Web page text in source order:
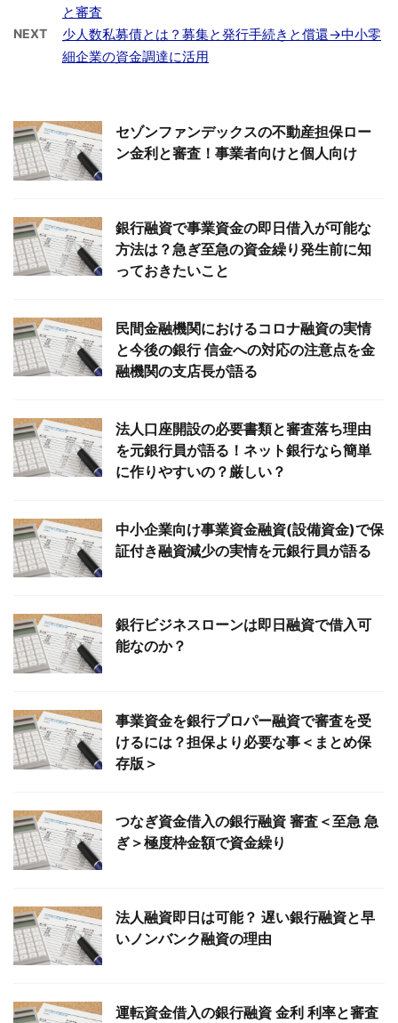
と審査
NEXT
少人数私募債とは？募集と発行手続きと償還→中小零
細企業の資金調達に活用
セゾンファンデックスの不動産担保ロー
ン金利と審査！事業者向けと個人向け
銀行融資で事業資金の即日借入が可能な
方法は？急ぎ至急の資金繰り発生前に知
っておきたいこと
民間金融機関におけるコロナ融資の実情
と今後の銀行 信金への対応の注意点を金
融機関の支店長が語る
法人口座開設の必要書類と審査落ち理由
を元銀行員が語る！ネット銀行なら簡単
に作りやすいの？厳しい？
中小企業向け事業資金融資(設備資金)で保
証付き融資減少の実情を元銀行員が語る
銀行ビジネスローンは即日融資で借入可
能なのか？
事業資金を銀行プロパー融資で審査を受
けるには？担保より必要な事＜まとめ保
存版＞
つなぎ資金借入の銀行融資 審査＜至急 急
ぎ＞極度枠金額で資金繰り
法人融資即日は可能？ 遅い銀行融資と早
いノンバンク融資の理由
運転資金借入の銀行融資 金利 利率と審査